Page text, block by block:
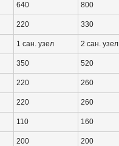
640 800
220 330
1 сан. узел 2 сан. узел
350 520
220 260
220 260
110 160
200 200